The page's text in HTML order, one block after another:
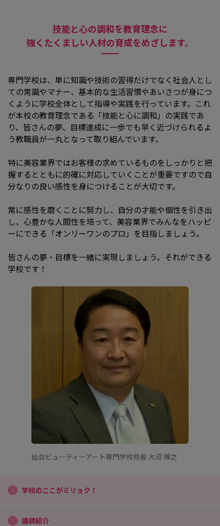
技能と心の調和を教育理念に
強くたくましい人材の育成をめざします。
専門学校は、単に知識や技術の習得だけでなく社会人とし
ての常識やマナー、基本的な生活習慣やあいさつが身につ
くように学校全体として指導や実践を行っています。これ
が本校の教育理念である「技能と心に調和」の実践であ
り、皆さんの夢、目標達成に一歩でも早く近づけられるよ
う教職員が一丸となって取り組んでいます。
特に美容業界ではお客様の求めているものをしっかりと把
握するとともに的確に対応していくことが重要ですので自
分なりの良い感性を身につけることが大切です。
常に感性を磨くことに努力し、自分の才能や個性を引き出
し、心豊かな人間性を培って、美容業界でみんなをハッピ
ーにできる「オンリーワンのプロ」を目指しましょう。
皆さんの夢・目標を一緒に実現しましょう。それができる
学校です！
仙台ビューティーアート専門学校校長 大沼 博之
学校のここがミリョク！
講師紹介